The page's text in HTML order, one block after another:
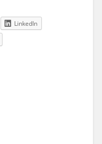
LinkedIn